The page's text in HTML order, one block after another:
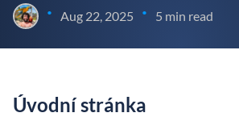
• Aug 22, 2025 • 5 min read
Úvodní stránka